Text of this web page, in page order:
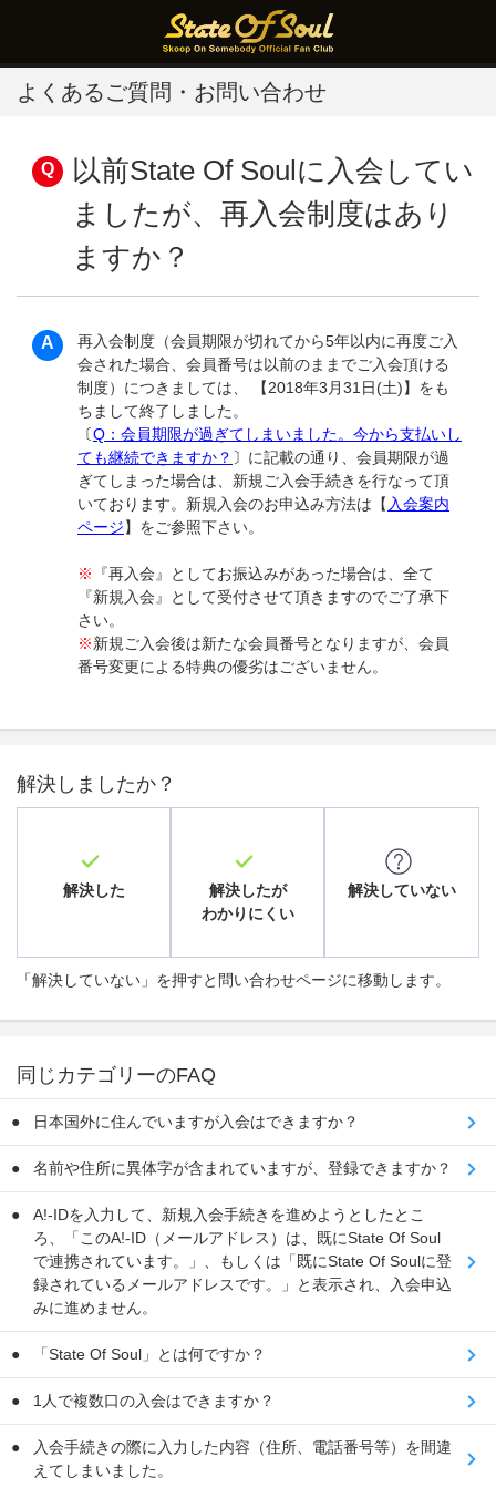
よくあるご質問・お問い合わせ
以前State Of Soulに入会してい
ましたが、再入会制度はあり
ますか？
再入会制度（会員期限が切れてから5年以内に再度ご入
会された場合、会員番号は以前のままでご入会頂ける
制度）につきましては、 【2018年3月31日(土)】をも
ちまして終了しました。
〔Q：会員期限が過ぎてしまいました。今から支払いし
ても継続できますか？ 〕 に記載の通り、会員期限が過
ぎてしまった場合は、新規ご入会手続きを行なって頂
いております。新規入会のお申込み方法は【 入会案内
ページ】をご参照下さい。
※
『再入会』としてお振込みがあった場合は、全て
『新規入会』として受付させて頂きますのでご了承下
さい。
※新規ご入会後は新たな会員番号となりますが、会員
番号変更による特典の優劣はございません。
解決しましたか？
解決した
解決したが
わかりにくい
解決していない
「解決していない」を押すと問い合わせページに移動します。
同じカテゴリーのFAQ
日本国外に住んでいますが入会はできますか？
名前や住所に異体字が含まれていますが、登録できますか？
A!-IDを入力して、新規入会手続きを進めようとしたとこ
ろ、「このA!-ID（メールアドレス）は、既にState Of Soul
で連携されています。」、もしくは「既にState Of Soulに登
録されているメールアドレスです。」と表示され、入会申込
みに進めません。
「State Of Soul」とは何ですか？
1人で複数口の入会はできますか？
入会手続きの際に入力した内容（住所、電話番号等）を間違
えてしまいました。